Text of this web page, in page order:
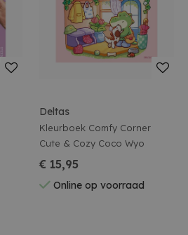
Deltas
Kleurboek Comfy Corner
Cute & Cozy Coco Wyo
€ 15,95
Online op voorraad